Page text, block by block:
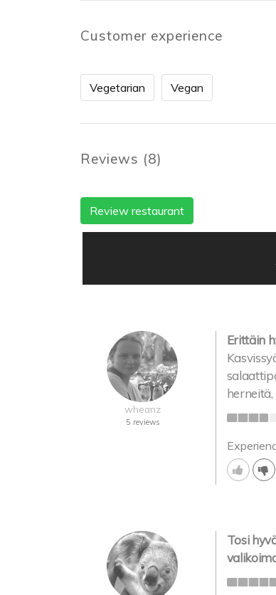
Customer experience
Vegetarian Vegan
Reviews (8)
Review restaurant
wheanz
5 reviews
Erittäin
Tosi